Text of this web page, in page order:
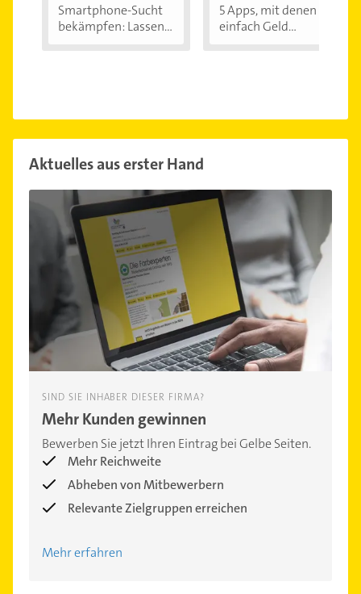
Smartphone-Sucht
bekämpfen: Lassen...
5 Apps, mit denen Sie
einfach Geld...
Aktuelles aus erster Hand
SIND SIE INHABER DIESER FIRMA?
Mehr Kunden gewinnen
Bewerben Sie jetzt Ihren Eintrag bei Gelbe Seiten.
Mehr Reichweite
Abheben von Mitbewerbern
Relevante Zielgruppen erreichen
Mehr erfahren